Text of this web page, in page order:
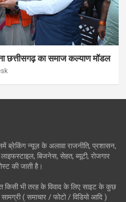
छत्तीसगढ़ का समाज कल्याण मॉडल
ब्रेकिंग न्यूज़ के अलावा राजनीति, प्रशासन,
बिजनेस, सेहत, ब्यूटी, रोजगार
की जाती है।
किसी भी तरह के विवाद के लिए साइट के कुछ
सामग्री ( समाचार / फोटो / विडियो आदि )